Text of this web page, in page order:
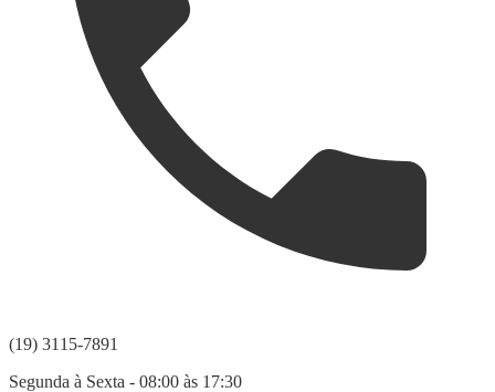
(19) 3115-7891
Segunda à Sexta - 08:00 às 17:30